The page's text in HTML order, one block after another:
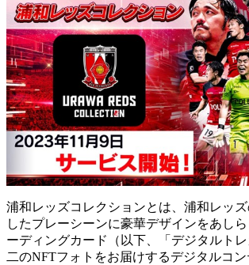
浦和レッズコレクションとは、浦和レッ
したプレーシーンに豪華デザインをあし
ーディングカード（以下、「デジタルト
二のNFTフォトをお届けするデジタルコ